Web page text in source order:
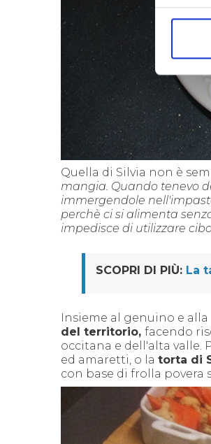
Quella di Silvia non è
mangia. Quando tenevo
immergendole
perchè ci si alimenta
impedisce di utilizzare
SCOPRI DI PIÙ: La
Insieme al genuino e
del territorio, facendo
occitana e dell'alta valle.
ed amaretti, o la torta di
con base di frolla povera